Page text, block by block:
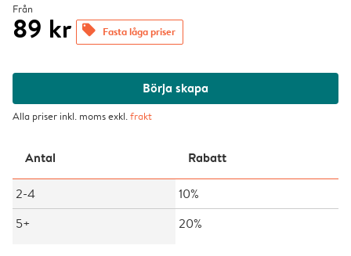
Från
89 kr offers Fasta låga priser
Börja skapa
Alla priser inkl. moms exkl.frakt
Antal Rabatt
2-4
10%
5+
20%